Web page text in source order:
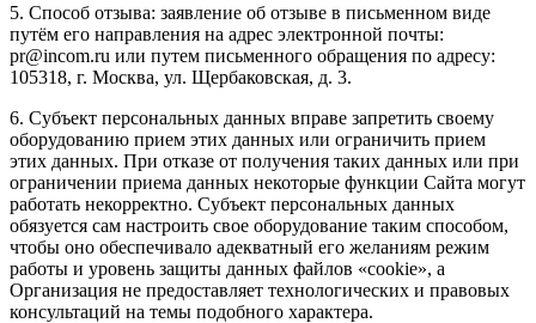
5. Способ отзыва: заявление об отзыве в письменном виде
путём его направления на адрес электронной почты:
pr@incom.ru или путем письменного обращения по адресу:
105318, г. Москва, ул. Щербаковская, д. 3.
6. Субъект персональных данных вправе запретить своему
оборудованию прием этих данных или ограничить прием
этих данных. При отказе от получения таких данных или при
ограничении приема данных некоторые функции Сайта могут
работать некорректно. Субъект персональных данных
обязуется сам настроить свое оборудование таким способом,
чтобы оно обеспечивало адекватный его желаниям режим
работы и уровень защиты данных файлов «cookie», а
Организация не предоставляет технологических и правовых
консультаций на темы подобного характера.